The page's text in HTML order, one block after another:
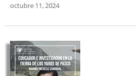
octubre 11, 2024